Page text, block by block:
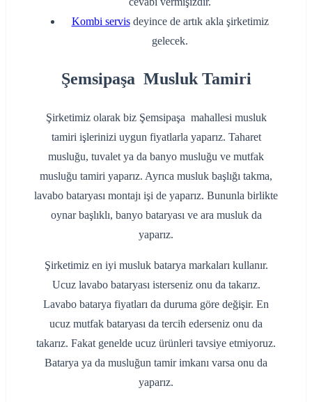
Kombi servisdeyince de artık akla şirketimiz
gelecek.
Şemsipaşa Musluk Tamiri
Şirketimiz olarak biz Şemsipaşa mahallesi musluk
tamiri işlerinizi uygun fiyatlarla yaparız. Taharet
musluğu, tuvalet ya da banyo musluğu ve mutfak
musluğu tamiri yaparız. Ayrıca musluk başlığı takma,
lavabo bataryası montajı işi de yaparız. Bununla birlikte
oynar başlıklı, banyo bataryası ve ara musluk da
yaparız.
Şirketimiz en iyi musluk batarya markaları kullanır.
Ucuz lavabo bataryası isterseniz onu da takarız.
Lavabo batarya fiyatları da duruma göre değişir. En
ucuz mutfak bataryası da tercih ederseniz onu da
takarız. Fakat genelde ucuz ürünleri tavsiye etmiyoruz.
Batarya ya da musluğun tamir imkanı varsa onu da
yaparız.